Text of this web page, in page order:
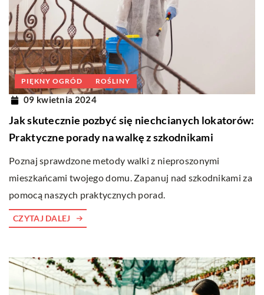
PIĘKNY OGRÓD ROŚLINY
09 kwietnia 2024
Jak skutecznie pozbyć się niechcianych lokatorów:
Praktyczne porady na walkę z szkodnikami
Poznaj sprawdzone metody walki z nieproszonymi
mieszkańcami twojego domu. Zapanuj nad szkodnikami za
pomocą naszych praktycznych porad.
CZYTAJ DALEJ